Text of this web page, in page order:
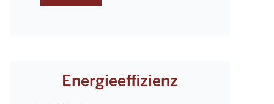
Energieeffizienz